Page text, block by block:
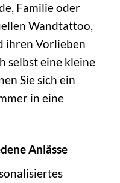
Familie oder
Wandtattoo,
ihren Vorlieben
selbst eine kleine
Sie sich ein
in eine
Anlässe